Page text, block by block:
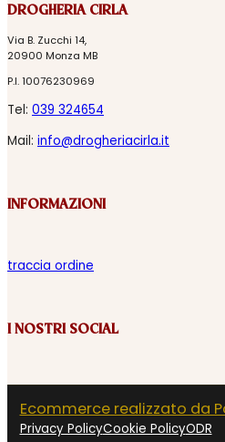
DROGHERIA CIRLA
Via B. Zucchi 14,
20900 Monza MB
P.I. 10076230969
Tel: 039 324654
Mail: info@drogheriacirla.it
INFORMAZIONI
traccia ordine
I NOSTRI SOCIAL
Ecommerce realizzato da
Privacy PolicyCookie PolicyODR